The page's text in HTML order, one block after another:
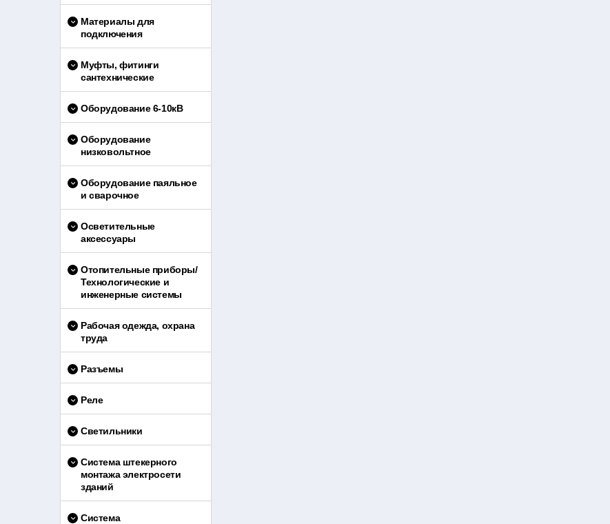
Материалы для
подключения
Муфты, фитинги
сантехнические
Оборудование 6-10кВ
Оборудование
низковольтное
Оборудование паяльное
и сварочное
Осветительные
аксессуары
Отопительные приборы/
Технологические и
инженерные системы
Рабочая одежда, охрана
труда
Разъемы
Реле
Светильники
Система штекерного
монтажа электросети
зданий
Система